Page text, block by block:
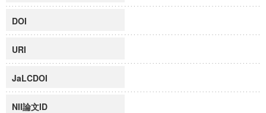
DOI
URI
JaLCDOI
NII論文ID